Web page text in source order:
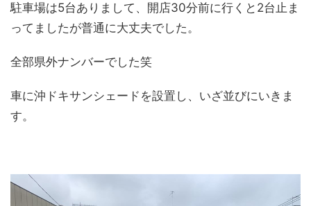
駐車場は5台ありまして、開店30分前に行くと2台止ま
ってましたが普通に大丈夫でした。
全部県外ナンバーでした笑
車に沖ドキサンシェードを設置し、いざ並びにいきま
す。